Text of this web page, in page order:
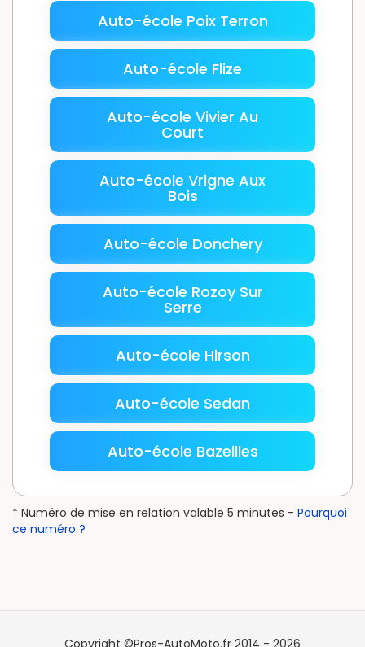
Auto-école Poix Terron
Auto-école Flize
Auto-école Vivier Au
Court
Auto-école Vrigne Aux
Bois
Auto-école Donchery
Auto-école Rozoy Sur
Serre
Auto-école Hirson
Auto-école Sedan
Auto-école Bazeilles
* Numéro de mise en relation valable 5 minutes - Pourquoi
ce numéro ?
Copyright ©Pros-AutoMoto.fr 2014 - 2026